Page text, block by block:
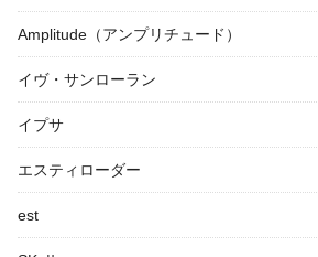
Amplitude（アンプリチュード）
イヴ・サンローラン
イプサ
エスティローダー
est